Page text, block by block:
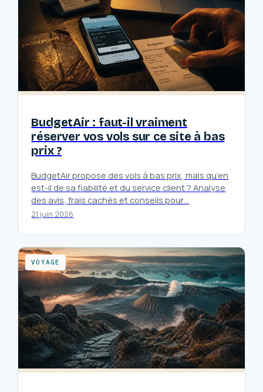
BudgetAir : faut-il vraiment
réserver vos vols sur ce site à bas
prix ?
21 juin 2026
BudgetAir propose des vols à bas prix, mais qu’en
est-il de sa fiabilité et du service client ? Analyse
des avis, frais cachés et conseils pour…
VOYAGE